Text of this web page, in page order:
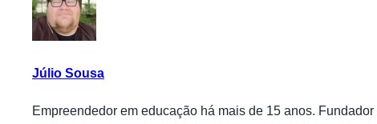
Júlio Sousa
Empreendedor em educação há mais de 15 anos.